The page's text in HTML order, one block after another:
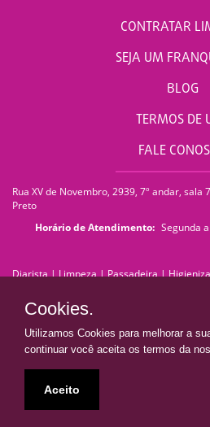
CONTRATAR
SEJA UM
BLOG
TERMOS DE
FALE
Rua XV de Novembro, 2939, 7º andar, sala
Preto
Horário de Atendimento: Segunda
Diarista|Limpeza|Passadeira|
Serviços de Limpeza
Limpeza de Pedra
Estofados|Impermeabilização de Sofá |
Franquia de Limpeza|
Cookies.
Utilizamos Cookies para melhorar a
continuar você aceita os termos da
Aceito